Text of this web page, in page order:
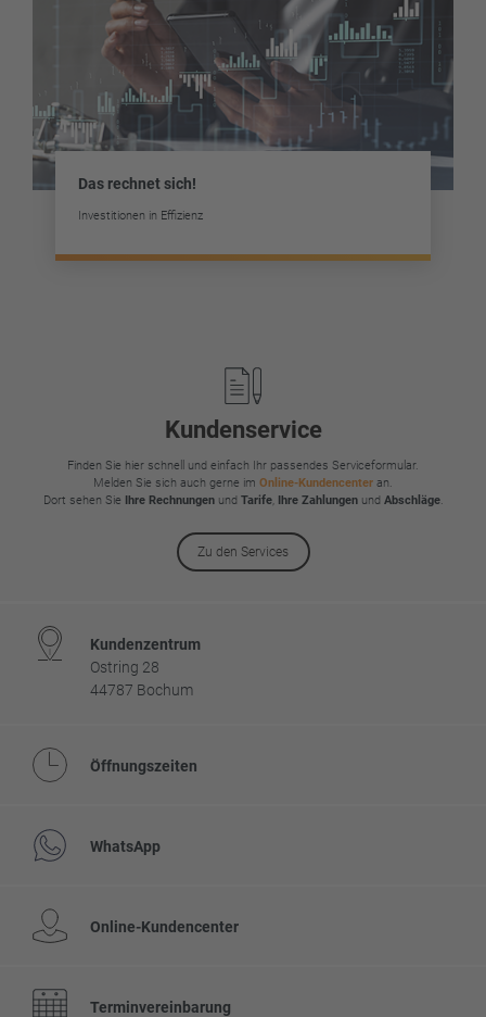
Das rechnet sich!
Investitionen in Effizienz
Kundenservice
Finden Sie hier schnell und einfach Ihr passendes Serviceformular.
Melden Sie sich auch gerne im Online-Kundencenter an.
Dort sehen Sie Ihre Rechnungenund Tarife, Ihre Zahlungenund Abschläge.
Zu den Services
Kundenzentrum
Ostring 28
44787 Bochum
Öffnungszeiten
WhatsApp
Online-Kundencenter
Terminvereinbarung